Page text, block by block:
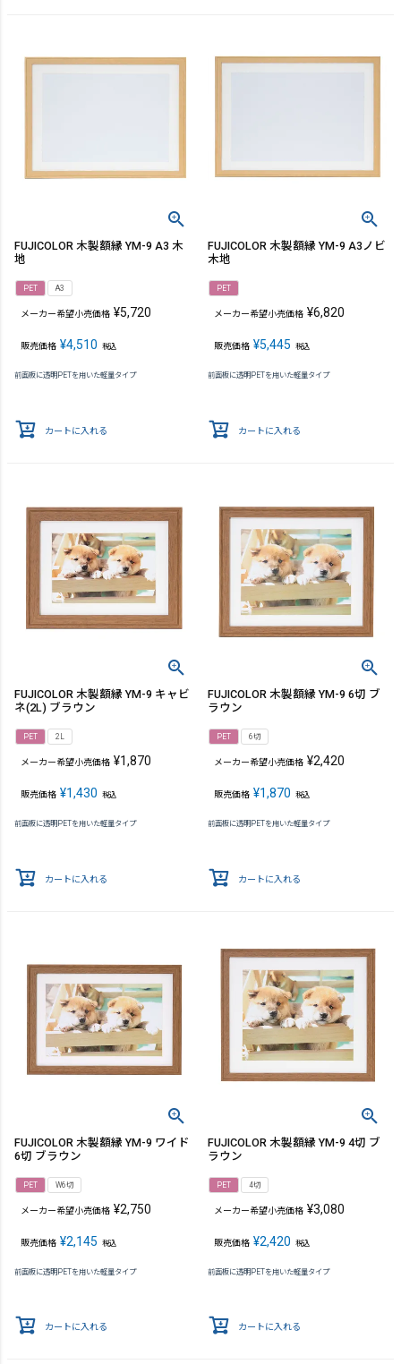
FUJICOLOR 木製額縁 YM-9 A3 木
地
PET A3
メーカー希望小売価格 ¥5,720
販売価格 ¥4,510 税込
前面板に透明PETを用いた軽量タイプ
カートに入れる
FUJICOLOR 木製額縁 YM-9 A3ノビ
木地
PET
メーカー希望小売価格 ¥6,820
販売価格 ¥5,445 税込
前面板に透明PETを用いた軽量タイプ
カートに入れる
FUJICOLOR 木製額縁 YM-9 キャビ
ネ(2L) ブラウン
PET 2L
メーカー希望小売価格 ¥1,870
販売価格 ¥1,430 税込
前面板に透明PETを用いた軽量タイプ
カートに入れる
FUJICOLOR 木製額縁 YM-9 6切 ブ
ラウン
PET 6切
メーカー希望小売価格 ¥2,420
販売価格 ¥1,870 税込
前面板に透明PETを用いた軽量タイプ
カートに入れる
FUJICOLOR 木製額縁 YM-9 ワイド
6切 ブラウン
PET W6切
メーカー希望小売価格 ¥2,750
販売価格 ¥2,145 税込
前面板に透明PETを用いた軽量タイプ
カートに入れる
FUJICOLOR 木製額縁 YM-9 4切 ブ
ラウン
PET 4切
メーカー希望小売価格 ¥3,080
販売価格 ¥2,420 税込
前面板に透明PETを用いた軽量タイプ
カートに入れる